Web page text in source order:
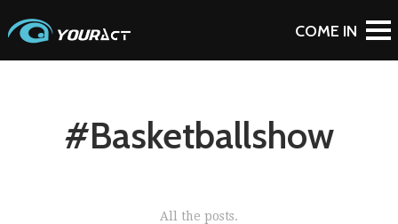
#Basketballshow
All the posts.